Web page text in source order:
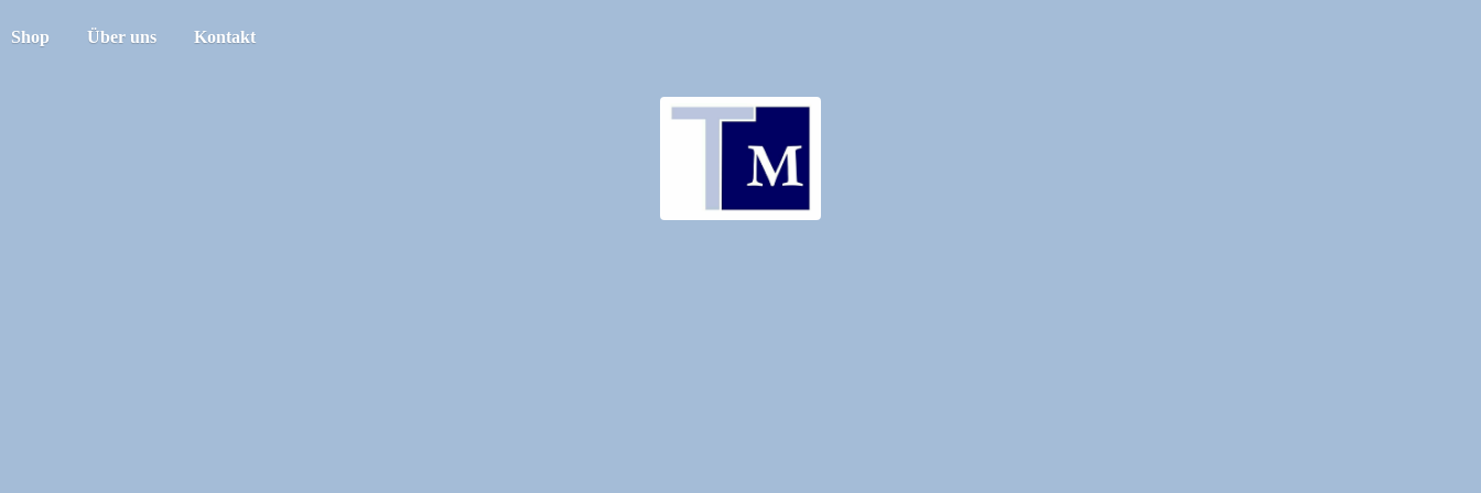
Shop Über uns Kontakt